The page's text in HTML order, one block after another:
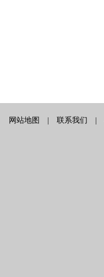
网站地图 | 联系我们 |